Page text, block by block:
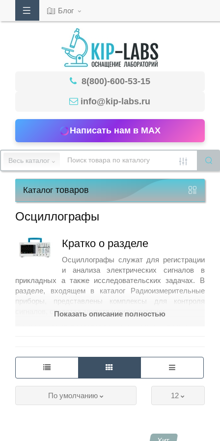
53-
15
работы
Контакты
Блог
8(800)-600-53-15
info@kip-labs.ru
Написать нам в MAX
Весь каталог
Каталогтоваров
Осциллографы
Кратко о разделе
Осциллографы служат для регистрации
и анализа электрических сигналов в
прикладных а также исследовательских задачах. В
разделе, входящем в каталог Радиоизмерительные
приборы , представлены комплексы для контроля
сигналов, средства захвата и визуализации.
помощью сменных щупов и программных средств.
Содержимое раздела
Цифровые осциллографы с многоканальной
регистрацией сигналов для общих проверок.
Показать описание полностью
12
По умолчанию